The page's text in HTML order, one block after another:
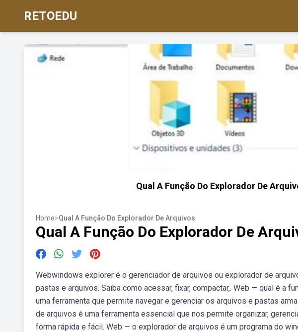
RETOEDU
Qual A Função Do Explorador De
Home>Qual A Função Do Explorador De Arquivos
Qual A Função Do Explorador De
Webwindows explorer é o gerenciador de arquivos ou explorador de
pastas e arquivos. Saiba como acessar, fixar, compactar,. Web — qual é a
uma ferramenta que permite navegar e gerenciar os arquivos e pastas
de arquivos é uma ferramenta essencial que nos permite organizar,
forma rápida e fácil. Web — o explorador de arquivos é um programa do